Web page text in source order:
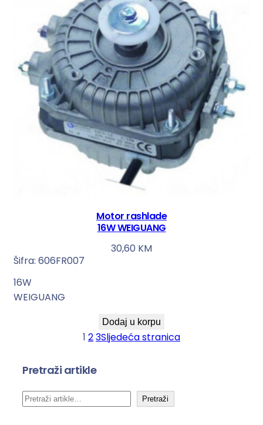
Motor rashlade
16W WEIGUANG
30,60 KM
Šifra: 606FR007
16W
WEIGUANG
Dodaj u korpu
1 23Sljedeća stranica
Pretraži artikle
P
Pretraži